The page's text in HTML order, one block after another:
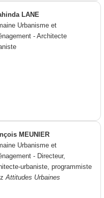
LANE
Urbanisme et
- Architecte
MEUNIER
Urbanisme et
- Directeur,
urbaniste, programmiste
Attitudes Urbaines